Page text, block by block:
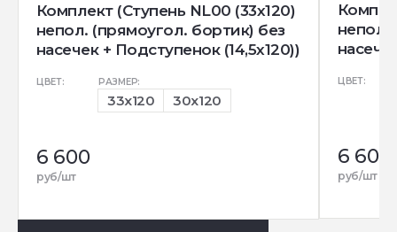
Комплект (Ступень NL00 (33x120)
непол. (прямоугол. бортик) без
насечек + Подступенок (14,5x120))
ЦВЕТ: РАЗМЕР:
33x120 30x120
6 600
руб/шт
непол.
ЦВЕТ:
6 600
руб/шт